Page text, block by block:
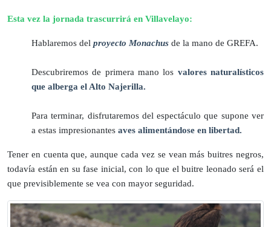
Esta vez la jornada trascurrirá en Villavelayo:
Hablaremos del proyecto Monachus de la mano de GREFA.
Descubriremos de primera mano los valores naturalísticos
que alberga el Alto Najerilla.
Para terminar, disfrutaremos del espectáculo que supone ver
a estas impresionantes aves alimentándose en libertad.
Tener en cuenta que, aunque cada vez se vean más buitres negros,
todavía están en su fase inicial, con lo que el buitre leonado será el
que previsiblemente se vea con mayor seguridad.